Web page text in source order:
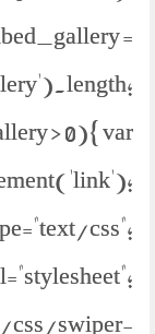
=
> 0){ var
css";
css/swiper-